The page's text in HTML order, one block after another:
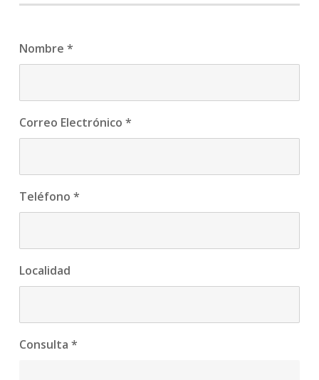
Nombre *
Correo Electrónico *
Teléfono *
Localidad
Consulta *